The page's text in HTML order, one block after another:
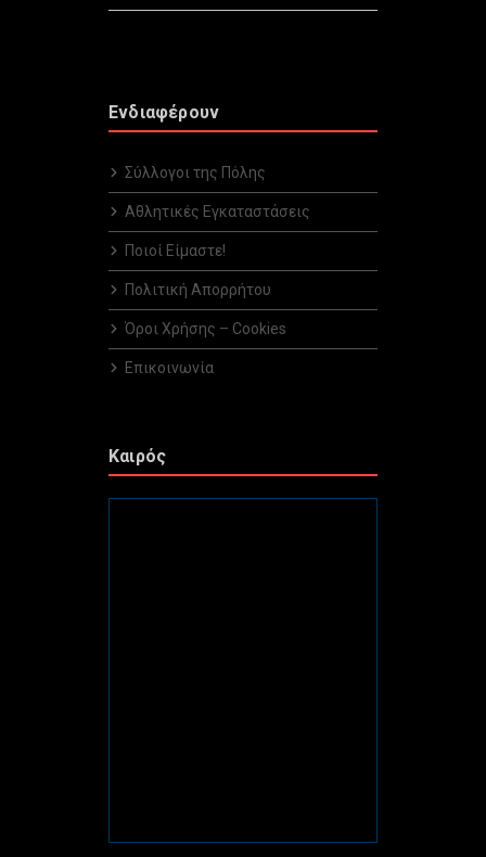
Ενδιαφέρουν
Σύλλογοι της Πόλης
Αθλητικές Εγκαταστάσεις
Ποιοί Είμαστε!
Πολιτική Απορρήτου
Όροι Χρήσης – Cookies
Επικοινωνία
Καιρός